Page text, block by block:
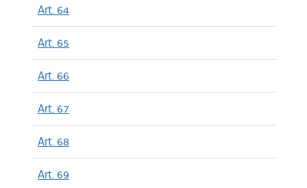
Art. 64
Art. 65
Art. 66
Art. 67
Art. 68
Art. 69